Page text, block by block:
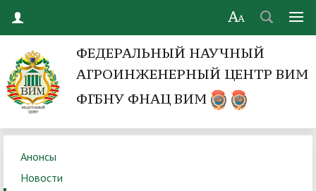
ФЕДЕРАЛЬНЫЙ НАУЧНЫЙ
АГРОИНЖЕНЕРНЫЙ ЦЕНТР ВИМ
ФГБНУ ФНАЦ ВИМ
Анонсы
Новости